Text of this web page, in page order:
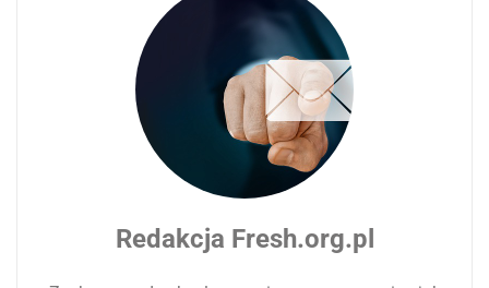
Redakcja Fresh.org.pl